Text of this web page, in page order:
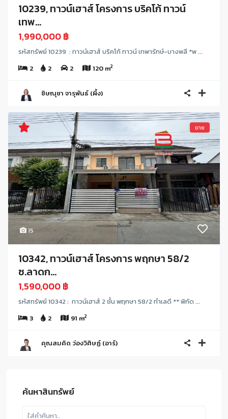
10239, ทาวน์เฮาส์ โครงการ บริคโก้ ทาวน์
เทพ...
1,990,000 ฿
รหัสทรัพย์ 10239 : ทาวน์เฮาส์ บริคโก้ ทาวน์ เทพารักษ์-บางพลี *พ ...
2
2 2 120 m2
ชิษณุชา จารุพันธ์ (ผึ้ง)
15
ขาย
10342, ทาวน์เฮาส์ โครงการ พฤกษา 58/2
ซ.ลาดก...
1,590,000 ฿
รหัสทรัพย์ 10342 : ทาวน์เฮาส์ 2 ชั้น พฤกษา 58/2 ทำเลดี ** พิกัด ...
3
2 91 m2
คุณสมคิด ว่องวิศิษฏ์ (อาร์)
ค้นหาสินทรัพย์